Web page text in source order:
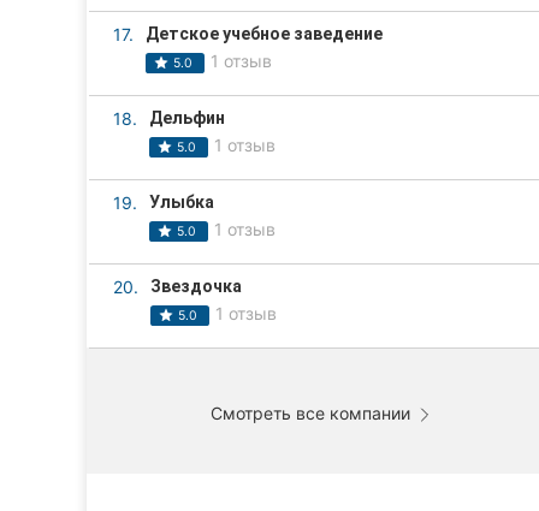
17. Детское учебное заведение
5.0 1 отзыв
18. Дельфин
5.0 1 отзыв
19. Улыбка
5.0 1 отзыв
20. Звездочка
5.0 1 отзыв
Смотреть все компании